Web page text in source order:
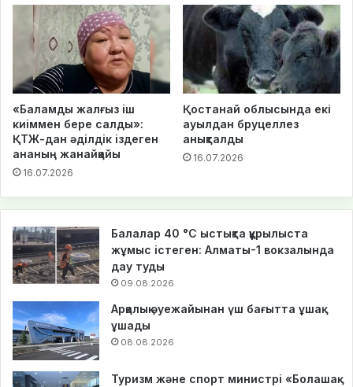
«Баламды жалғыз іш
киіммен бере салды»:
ҚТЖ-дан әділдік іздеген
ананың жанайқайы
16.07.2026
Қостанай облысында екі
ауылдан бруцеллез
анықталды
16.07.2026
Балалар 40 °C ыстықта құрылыста
жұмыс істеген: Алматы-1 вокзалында
дау туды
09.08.2026
Арқалық әуежайынан үш бағытта ұшақ
ұшады
08.08.2026
Туризм және спорт министрі «Болашақ